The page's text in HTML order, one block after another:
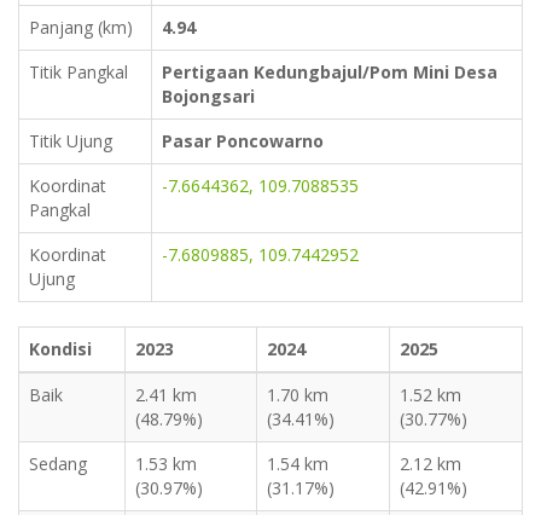
Panjang (km)
4.94
Titik Pangkal
Pertigaan Kedungbajul/Pom Mini Desa
Bojongsari
Titik Ujung
Pasar Poncowarno
Koordinat
Pangkal
-7.6644362, 109.7088535
Koordinat
Ujung
-7.6809885, 109.7442952
Kondisi 2023 2024
2025
Baik
2.41 km
(48.79%)
1.70 km
(34.41%)
1.52 km
(30.77%)
Sedang
1.53 km
(30.97%)
1.54 km
(31.17%)
2.12 km
(42.91%)